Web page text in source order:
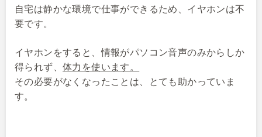
自宅は静かな環境で仕事ができるため、イヤホンは不
要です。
イヤホンをすると、情報がパソコン音声のみからしか
得られず、 体力を使います。
その必要がなくなったことは、とても助かっていま
す。